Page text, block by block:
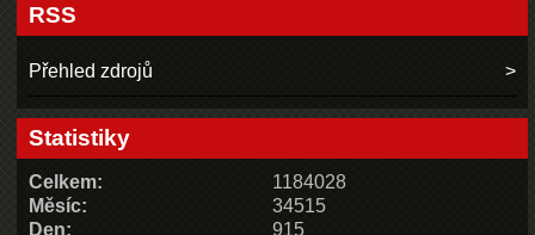
RSS
Přehled zdrojů
Statistiky
Celkem:
1184028
Měsíc:
34515
Den:
915